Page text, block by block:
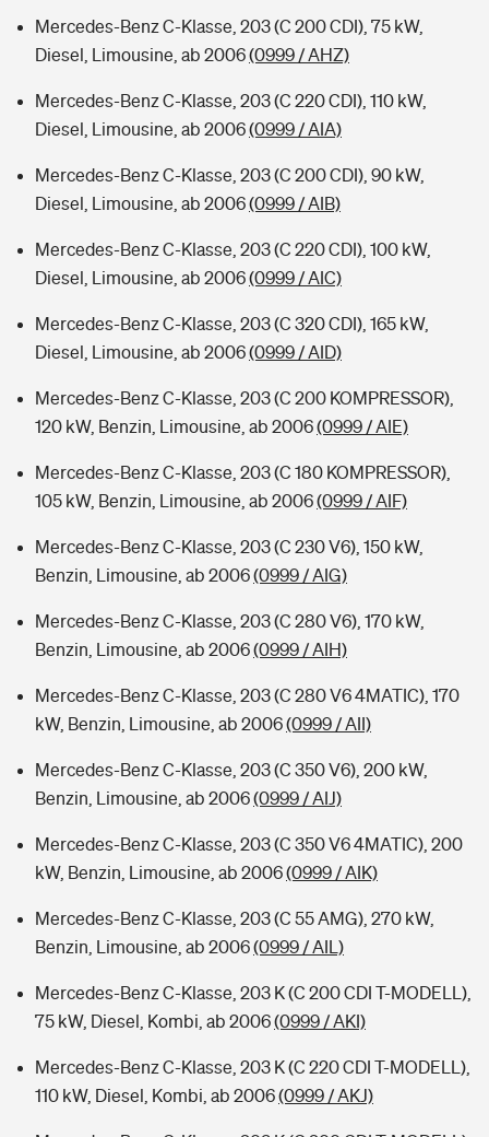
Mercedes-Benz C-Klasse, 203 (C 200 CDI), 75 kW,
Diesel, Limousine, ab 2006(0999 / AHZ)
Mercedes-Benz C-Klasse, 203 (C 220 CDI), 110 kW,
Diesel, Limousine, ab 2006(0999 / AIA)
Mercedes-Benz C-Klasse, 203 (C 200 CDI), 90 kW,
Diesel, Limousine, ab 2006(0999 / AIB)
Mercedes-Benz C-Klasse, 203 (C 220 CDI), 100 kW,
Diesel, Limousine, ab 2006(0999 / AIC)
Mercedes-Benz C-Klasse, 203 (C 320 CDI), 165 kW,
Diesel, Limousine, ab 2006(0999 / AID)
Mercedes-Benz C-Klasse, 203 (C 200 KOMPRESSOR),
120 kW, Benzin, Limousine, ab 2006(0999 / AIE)
Mercedes-Benz C-Klasse, 203 (C 180 KOMPRESSOR),
105 kW, Benzin, Limousine, ab 2006(0999 / AIF)
Mercedes-Benz C-Klasse, 203 (C 230 V6), 150 kW,
Benzin, Limousine, ab 2006(0999 / AIG)
Mercedes-Benz C-Klasse, 203 (C 280 V6), 170 kW,
Benzin, Limousine, ab 2006(0999 / AIH)
Mercedes-Benz C-Klasse, 203 (C 280 V6 4MATIC), 170
kW, Benzin, Limousine, ab 2006(0999 / AII)
Mercedes-Benz C-Klasse, 203 (C 350 V6), 200 kW,
Benzin, Limousine, ab 2006(0999 / AIJ)
Mercedes-Benz C-Klasse, 203 (C 350 V6 4MATIC), 200
kW, Benzin, Limousine, ab 2006(0999 / AIK)
Mercedes-Benz C-Klasse, 203 (C 55 AMG), 270 kW,
Benzin, Limousine, ab 2006(0999 / AIL)
Mercedes-Benz C-Klasse, 203 K (C 200 CDI T-MODELL),
75 kW, Diesel, Kombi, ab 2006(0999 / AKI)
Mercedes-Benz C-Klasse, 203 K (C 220 CDI T-MODELL),
110 kW, Diesel, Kombi, ab 2006(0999 / AKJ)